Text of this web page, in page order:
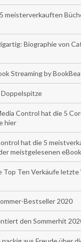
meisterverkauften
Biographie von
Streaming by
Doppelspitze
Control hat die 5
hier
hat die 5
meistgelesenen
Top Ten Verkäufe
Bestseller 2020
den Sommerhit